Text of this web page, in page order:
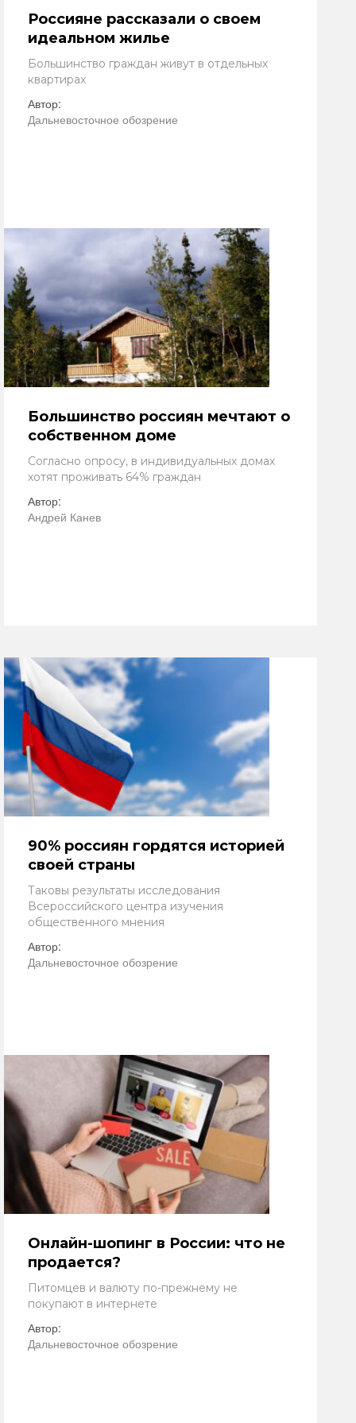
Россияне рассказали о своем
идеальном жилье
Большинство граждан живут в отдельных
квартирах
Автор:
Дальневосточное обозрение
Большинство россиян мечтают о
собственном доме
Согласно опросу, в индивидуальных домах
хотят проживать 64% граждан
Автор:
Андрей Канев
90% россиян гордятся историей
своей страны
Таковы результаты исследования
Всероссийского центра изучения
общественного мнения
Автор:
Дальневосточное обозрение
Онлайн-шопинг в России: что не
продается?
Питомцев и валюту по-прежнему не
покупают в интернете
Автор:
Дальневосточное обозрение